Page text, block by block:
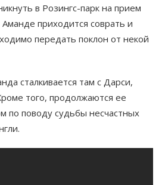
в Розингс-парк на прием
приходится соврать и
передать поклон от некой
сталкивается там с Дарси,
того, продолжаются ее
по поводу судьбы несчастных